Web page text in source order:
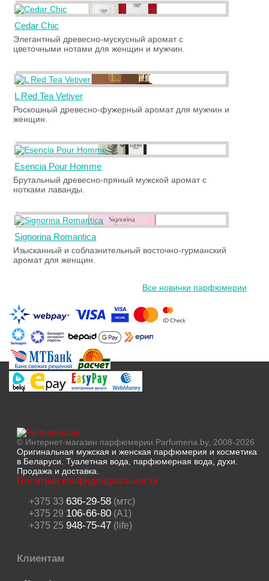
Cedar Chic
Элегантный древесно-мускусный аромат с
цветочными нотами для женщин и мужчин.
L Red Tea Vetiver
Роскошный древесно-фужерный аромат для мужчин и
женщин.
Esencia Pour Homme
Брутальный древесно-пряный мужской аромат с
нотками лаванды.
Signorina Romantica
Изысканный и соблазнительный восточно-гурманский
аромат для женщин.
Все новинки парфюмерии
© Интернет-магазин парфюмерии Parfumeria.by, 2008-2026
Оригинальная мужская и женская парфюмерия и косметика
в Беларуси. Туалетная вода, парфюмерная вода, духи.
Продажа и доставка.
Политика конфиденциальности
+375 33 636-29-58(мтс)
+375 29 106-66-80(A1)
+375 25 948-75-47(life)
Клиентам